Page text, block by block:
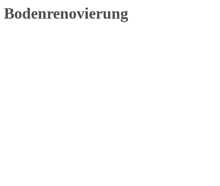
Bodenrenovierung